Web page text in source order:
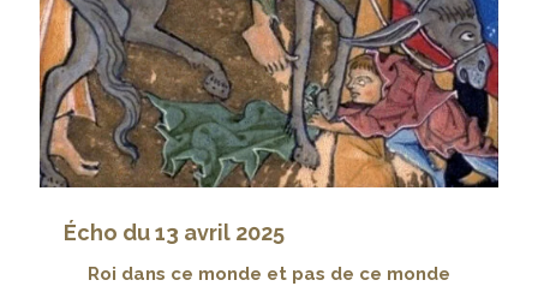
Écho du 13 avril 2025
Roi dans ce monde et pas de ce monde